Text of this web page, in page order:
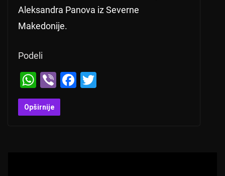
Aleksandra Panova iz Severne
Makedonije.
Podeli
W
h
at
Vi
b
er
F
Opširnije